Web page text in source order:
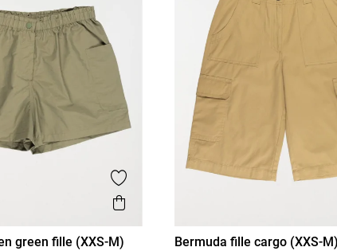
Ajouter aux favoris
Aperçu rapide
14A S/16A
green fille (XXS-M) XXS/12A XS/14A S/16A
Bermuda fille cargo (XXS-M)